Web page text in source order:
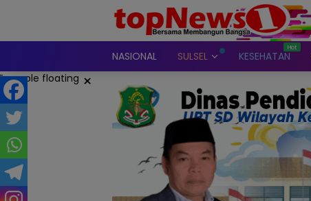
NASIONAL SULSEL KESEHATAN
×